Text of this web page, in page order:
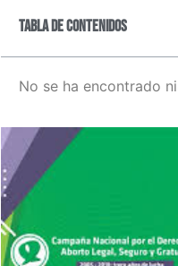
Tabla de contenidos
No se ha encontrado